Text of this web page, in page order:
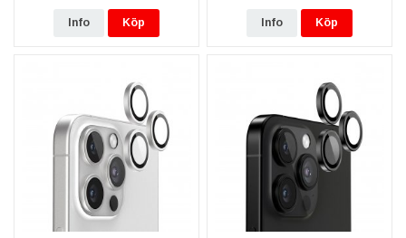
Info Köp Info Köp